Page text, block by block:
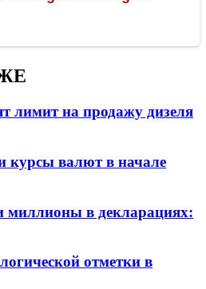
лимит на продажу дизеля
курсы валют в начале
миллионы в декларациях:
отметки в